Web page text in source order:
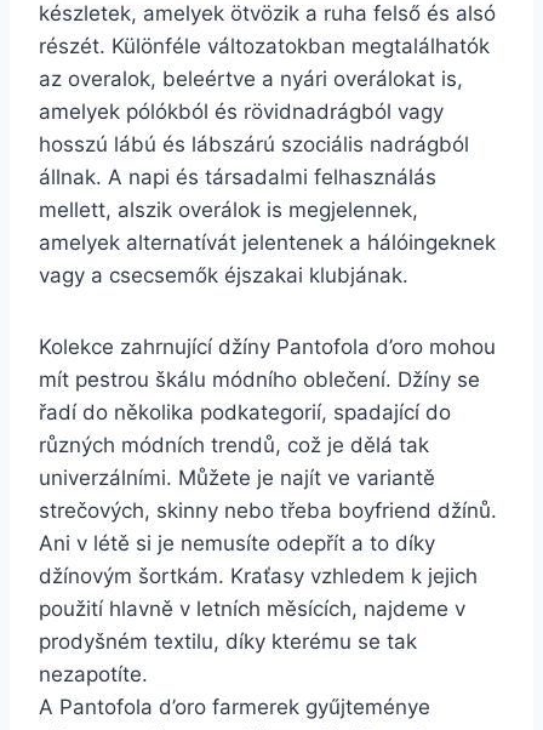
készletek, amelyek ötvözik a ruha felső és alsó
részét. Különféle változatokban megtalálhatók
az overalok, beleértve a nyári overálokat is,
amelyek pólókból és rövidnadrágból vagy
hosszú lábú és lábszárú szociális nadrágból
állnak. A napi és társadalmi felhasználás
mellett, alszik overálok is megjelennek,
amelyek alternatívát jelentenek a hálóingeknek
vagy a csecsemők éjszakai klubjának.
Kolekce zahrnující džíny Pantofola d’oro mohou
mít pestrou škálu módního oblečení. Džíny se
řadí do několika podkategorií, spadající do
různých módních trendů, což je dělá tak
univerzálními. Můžete je najít ve variantě
strečových, skinny nebo třeba boyfriend džínů.
Ani v létě si je nemusíte odepřít a to díky
džínovým šortkám. Kraťasy vzhledem k jejich
použití hlavně v letních měsících, najdeme v
prodyšném textilu, díky kterému se tak
nezapotíte.
A Pantofola d’oro farmerek gyűjteménye